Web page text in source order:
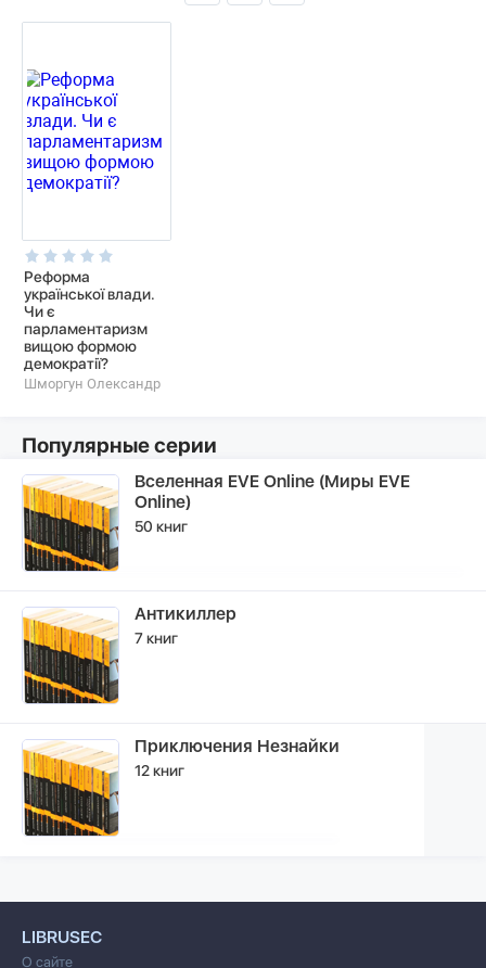
Реформа
української влади.
Чи є
парламентаризм
вищою формою
демократії?
Шморгун Олександр
Популярные серии
Вселенная EVE Online (Миры EVE
Online)
50 книг
Антикиллер
7 книг
Приключения Незнайки
12 книг
LIBRUSEC
О сайте